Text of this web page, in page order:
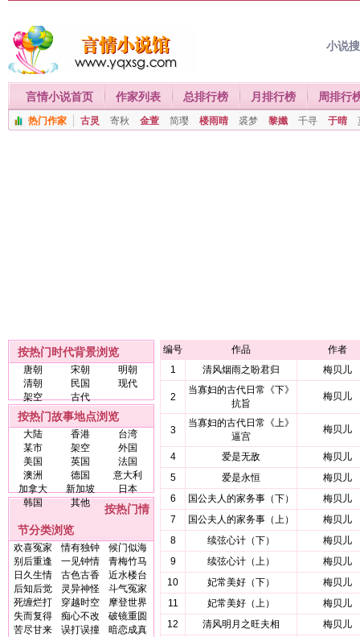
小说
言情小说首页 作家列表 总排行榜 月排行榜 周排行
热门作家 古灵 寄秋 金萱 简璎 楼雨晴 裘梦 黎孅 千寻 于晴
按热门时代背景浏览
唐朝 宋朝
明朝
清朝
民国
现代
架空
古代
按热门故事地点浏览
大陆 香港
台湾
某市
架空
外国
美国
英国
法国
澳洲
德国
意大利
加拿大
新加坡
日本
韩国
其他
按热门情
节分类浏览
欢喜冤家 情有独钟
候门似海
别后重逢
一见钟情
青梅竹马
日久生情
古色古香
近水楼台
后知后觉
灵异神怪
斗气冤家
死缠烂打
穿越时空
摩登世界
失而复得
痴心不改
破镜重圆
苦尽甘来
误打误撞
暗恋成真
编号 作品
作者
1
清风烟雨之盼君归 梅贝儿
2
当寡妇的古代日常《下》
抗旨
梅贝儿
3
当寡妇的古代日常《上》
逼宫
梅贝儿
4 爱是无敌
梅贝儿
5
爱是永恒
梅贝儿
6
国公夫人的家务事（下）
梅贝儿
7
国公夫人的家务事（上）
梅贝儿
8
续弦心计（下）
梅贝儿
9
续弦心计（上）
梅贝儿
10
妃常美好（下）
梅贝儿
11
妃常美好（上）
梅贝儿
12
清风明月之旺夫相
梅贝儿